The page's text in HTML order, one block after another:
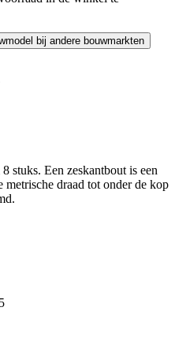
bij andere bouwmarkten
stuks. Een zeskantbout is een
metrische draad tot onder de kop